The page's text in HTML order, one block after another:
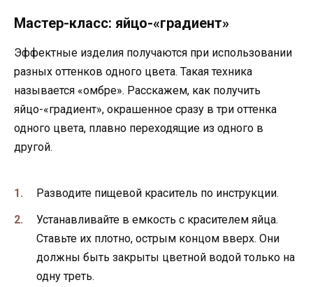
Мастер-класс: яйцо-«градиент»
Эффектные изделия получаются при использовании
разных оттенков одного цвета. Такая техника
называется «омбре». Расскажем, как получить
яйцо-«градиент», окрашенное сразу в три оттенка
одного цвета, плавно переходящие из одного в
другой.
Разводите пищевой краситель по инструкции.
Устанавливайте в емкость с красителем яйца.
Ставьте их плотно, острым концом вверх. Они
должны быть закрыты цветной водой только на
одну треть.